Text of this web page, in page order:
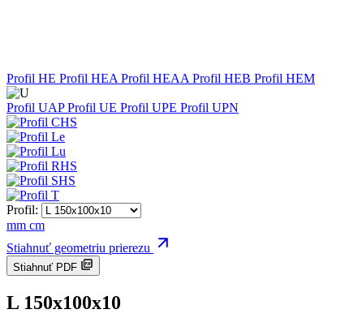
Profil HE Profil HEA Profil HEAA Profil HEB Profil HEM
Profil UAPProfil UE Profil UPE Profil UPN
Profil:
mm cm
Stiahnuť geometriu prierezu
Stiahnuť PDF
L 150x100x10